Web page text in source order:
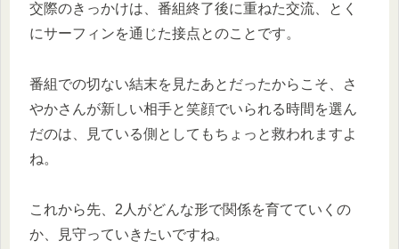
交際のきっかけは、番組終了後に重ねた交流、とく
にサーフィンを通じた接点とのことです。
番組での切ない結末を見たあとだったからこそ、さ
やかさんが新しい相手と笑顔でいられる時間を選ん
だのは、見ている側としてもちょっと救われますよ
ね。
これから先、2人がどんな形で関係を育てていくの
か、見守っていきたいですね。